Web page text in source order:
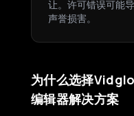
让。许可错误可能
声誉损害。
为什么选择
编辑器解决方案